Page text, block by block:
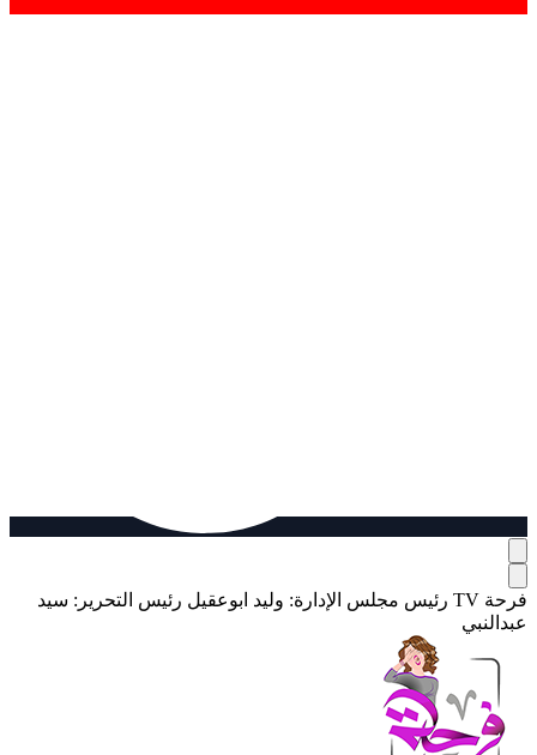
فرحة TV رئيس مجلس الإدارة: وليد ابوعقيل رئيس التحرير: سيد
عبدالنبي